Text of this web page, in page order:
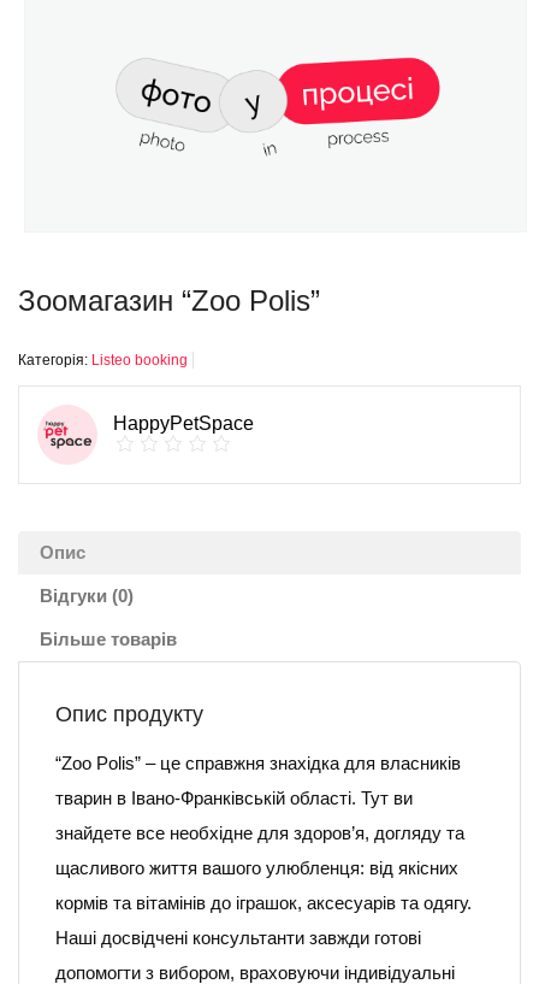
Зоомагазин “Zoo Polis”
Категорія: Listeo booking
HappyPetSpace
Опис
Відгуки (0)
Більше товарів
Опис продукту
“Zoo Polis” – це справжня знахідка для власників
тварин в Івано-Франківській області. Тут ви
знайдете все необхідне для здоров’я, догляду та
щасливого життя вашого улюбленця: від якісних
кормів та вітамінів до іграшок, аксесуарів та одягу.
Наші досвідчені консультанти завжди готові
допомогти з вибором, враховуючи індивідуальні